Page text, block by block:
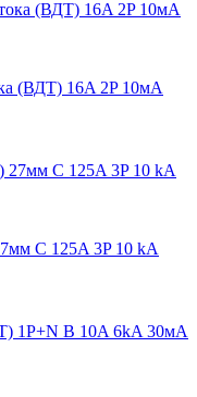
(ВДТ) 16A 2P 10мА
C 125A 3P 10 kA